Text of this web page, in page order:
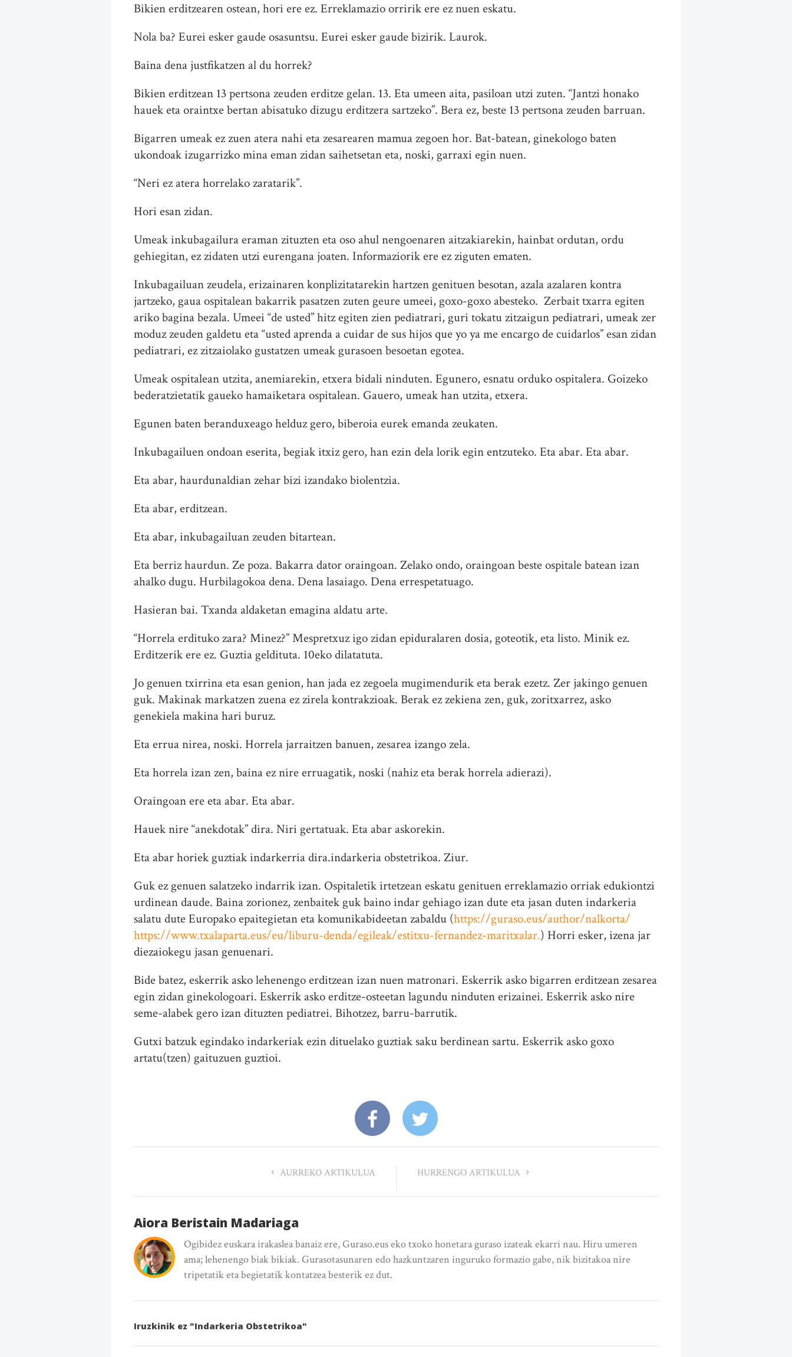
Bikien erditzearen ostean, hori ere ez. Erreklamazio orririk ere ez nuen eskatu.
Nola ba? Eurei esker gaude osasuntsu. Eurei esker gaude bizirik. Laurok.
Baina dena justfikatzen al du horrek?
Bikien erditzean 13 pertsona zeuden erditze gelan. 13. Eta umeen aita, pasiloan utzi zuten. “Jantzi honako
hauek eta oraintxe bertan abisatuko dizugu erditzera sartzeko”. Bera ez, beste 13 pertsona zeuden barruan.
Bigarren umeak ez zuen atera nahi eta zesarearen mamua zegoen hor. Bat-batean, ginekologo baten
ukondoak izugarrizko mina eman zidan saihetsetan eta, noski, garraxi egin nuen.
“Neri ez atera horrelako zaratarik”.
Hori esan zidan.
Umeak inkubagailura eraman zituzten eta oso ahul nengoenaren aitzakiarekin, hainbat ordutan, ordu
gehiegitan, ez zidaten utzi eurengana joaten. Informaziorik ere ez ziguten ematen.
Inkubagailuan zeudela, erizainaren konplizitatarekin hartzen genituen besotan, azala azalaren kontra
jartzeko, gaua ospitalean bakarrik pasatzen zuten geure umeei, goxo-goxo abesteko. Zerbait txarra egiten
ariko bagina bezala. Umeei “de usted” hitz egiten zien pediatrari, guri tokatu zitzaigun pediatrari, umeak zer
moduz zeuden galdetu eta “usted aprenda a cuidar de sus hijos que yo ya me encargo de cuidarlos” esan zidan
pediatrari, ez zitzaiolako gustatzen umeak gurasoen besoetan egotea.
Umeak ospitalean utzita, anemiarekin, etxera bidali ninduten. Egunero, esnatu orduko ospitalera. Goizeko
bederatzietatik gaueko hamaiketara ospitalean. Gauero, umeak han utzita, etxera.
Egunen baten beranduxeago helduz gero, biberoia eurek emanda zeukaten.
Inkubagailuen ondoan eserita, begiak itxiz gero, han ezin dela lorik egin entzuteko. Eta abar. Eta abar.
Eta abar, haurdunaldian zehar bizi izandako biolentzia.
Eta abar, erditzean.
Eta abar, inkubagailuan zeuden bitartean.
Eta berriz haurdun. Ze poza. Bakarra dator oraingoan. Zelako ondo, oraingoan beste ospitale batean izan
ahalko dugu. Hurbilagokoa dena. Dena lasaiago. Dena errespetatuago.
Hasieran bai. Txanda aldaketan emagina aldatu arte.
“Horrela erdituko zara? Minez?” Mespretxuz igo zidan epiduralaren dosia, goteotik, eta listo. Minik ez.
Erditzerik ere ez. Guztia geldituta. 10eko dilatatuta.
Jo genuen txirrina eta esan genion, han jada ez zegoela mugimendurik eta berak ezetz. Zer jakingo genuen
guk. Makinak markatzen zuena ez zirela kontrakzioak. Berak ez zekiena zen, guk, zoritxarrez, asko
genekiela makina hari buruz.
Eta errua nirea, noski. Horrela jarraitzen banuen, zesarea izango zela.
Eta horrela izan zen, baina ez nire erruagatik, noski (nahiz eta berak horrela adierazi).
Oraingoan ere eta abar. Eta abar.
Hauek nire “anekdotak” dira. Niri gertatuak. Eta abar askorekin.
Eta abar horiek guztiak indarkerria dira.indarkeria obstetrikoa. Ziur.
Guk ez genuen salatzeko indarrik izan. Ospitaletik irtetzean eskatu genituen erreklamazio orriak edukiontzi
urdinean daude. Baina zorionez, zenbaitek guk baino indar gehiago izan dute eta jasan duten indarkeria
salatu dute Europako epaitegietan eta komunikabideetan zabaldu (https://guraso.eus/author/nalkorta/
https://www.txalaparta.eus/eu/liburu-denda/egileak/estitxu-fernandez-maritxalar.) Horri esker, izena jar
diezaiokegu jasan genuenari.
Bide batez, eskerrik asko lehenengo erditzean izan nuen matronari. Eskerrik asko bigarren erditzean zesarea
egin zidan ginekologoari. Eskerrik asko erditze-osteetan lagundu ninduten erizainei. Eskerrik asko nire
seme-alabek gero izan dituzten pediatrei. Bihotzez, barru-barrutik.
Gutxi batzuk egindako indarkeriak ezin dituelako guztiak saku berdinean sartu. Eskerrik asko goxo
artatu(tzen) gaituzuen guztioi.
AURREKO ARTIKULUA HURRENGO ARTIKULUA
Aiora Beristain Madariaga
Ogibidez euskara irakaslea banaiz ere, Guraso.eus eko txoko honetara guraso izateak ekarri nau. Hiru umeren
ama; lehenengo biak bikiak. Gurasotasunaren edo hazkuntzaren inguruko formazio gabe, nik bizitakoa nire
tripetatik eta begietatik kontatzea besterik ez dut.
Iruzkinik ez "Indarkeria Obstetrikoa"